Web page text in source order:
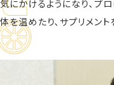
気にかけるようになり、プ
体を温めたり、サプリメン